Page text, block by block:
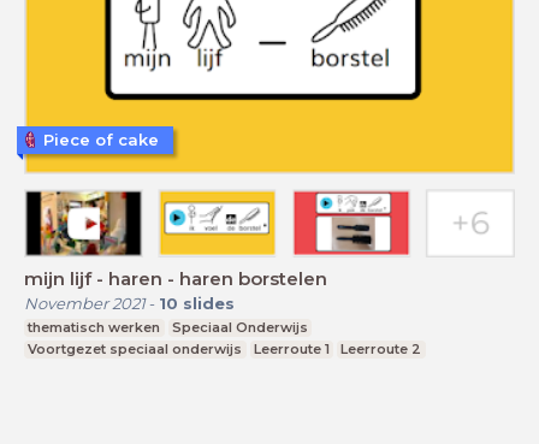
mijn lijf - haren - haren borstelen
November 2021- 10 slides
thematisch werken
Speciaal Onderwijs
Voortgezet speciaal onderwijs
Leerroute 1 Leerroute 2
Piece of cake